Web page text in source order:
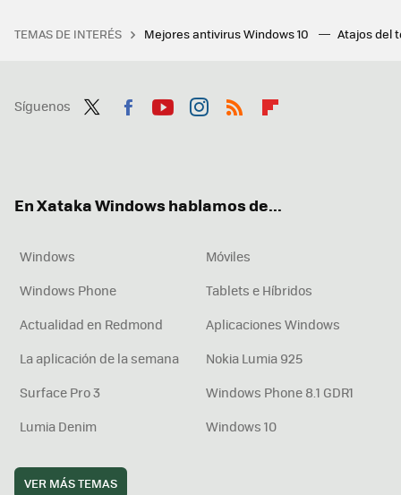
TEMAS DE INTERÉS Mejores antivirus Windows 10 Atajos del
Síguenos
En Xataka Windows hablamos de...
Windows
Móviles
Windows Phone
Tablets e Híbridos
Actualidad en Redmond
Aplicaciones Windows
La aplicación de la semana
Nokia Lumia 925
Surface Pro 3
Windows Phone 8.1 GDR1
Lumia Denim
Windows 10
VER MÁS TEMAS